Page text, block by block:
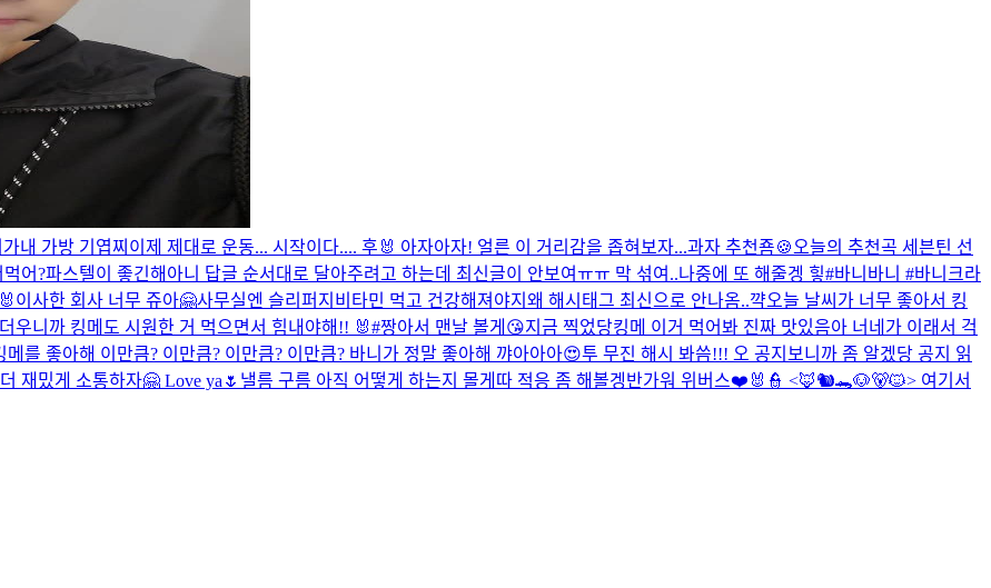
가내 가방 기엽찌 이제 제대로 운동... 시작이다.... 후🐰 아자아자! 얼른 이 거리감을 좁혀보자...과자 추천죰🍪 오늘의 추천곡 세븐틴 선
어?파스텔이 좋긴해 아니 답글 순서대로 달아주려고 하는데 최신글이 안보여ㅠㅠ 막 섞여..나중에 또 해줄겡 힣#바니바니 #바니크라
이사한 회사 너무 쥬아🤗사무실엔 슬리퍼지 비타민 먹고 건강해져야지 왜 해시태그 최신으로 안나옴..꺅오늘 날씨가 너무 좋아서 킹
우니까 킹메도 시원한 거 먹으면서 힘내야해!! 🐰#짱아서 맨날 볼게😘지금 찍었당킹메 이거 먹어봐 진짜 맛있음아 너네가 이래서 걱
를 좋아해 이만큼? 이만큼? 이만큼? 이만큼? 바니가 정말 좋아해 꺄아아아😍투 무진 해시 봐씀!!! 오 공지보니까 좀 알겠당 공지 읽
재밌게 소통하자🤗 Love ya🌷 낼름 구름 아직 어떻게 하는지 몰게따 적응 좀 해볼겡반가워 위버스❤️ 🐰👮 <🦊🐿️🐊🐶🐻🐱> 여기서